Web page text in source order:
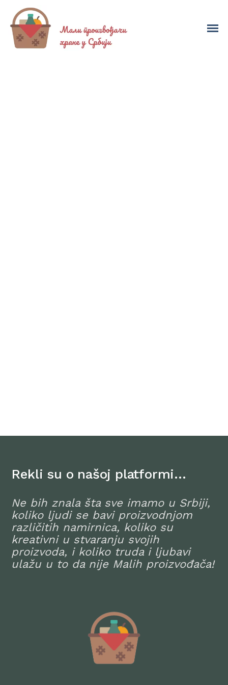
Rekli su o našoj platformi…
Ne bih znala šta sve imamo u Srbiji,
koliko ljudi se bavi proizvodnjom
različitih namirnica, koliko su
kreativni u stvaranju svojih
proizvoda, i koliko truda i ljubavi
ulažu u to da nije Malih proizvođača!